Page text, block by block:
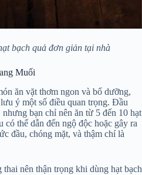
bạch quả đơn giản tại nhà
Muối
ăn vặt thơm ngon và bổ dưỡng,
ý một số điều quan trọng. Đầu
bạn chỉ nên ăn từ 5 đến 10 hạt
thể dẫn đến ngộ độc hoặc gây ra
đầu, chóng mặt, và thậm chí là
nên thận trọng khi dùng hạt bạch